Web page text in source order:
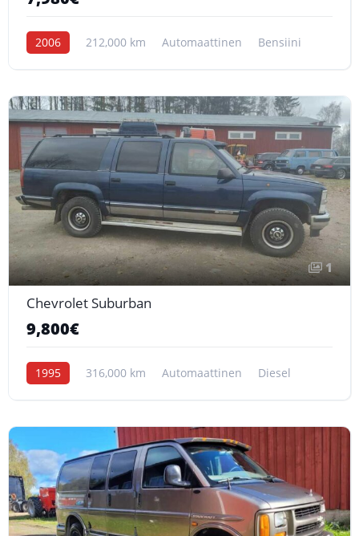
2006 212,000 km Automaattinen Bensiini
1
Chevrolet Suburban
9,800€
1995 316,000 km Automaattinen Diesel